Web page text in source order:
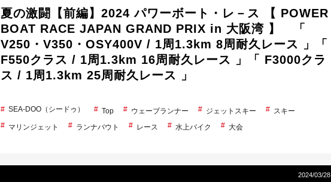
夏の激闘【前編】2024 パワーボート・レ－ス 【 POWER
BOAT RACE JAPAN GRAND PRIX in 大阪湾 】 「
V250・V350・OSY400V / 1周1.3km 8周耐久レース 」「
F550クラス / 1周1.3km 16周耐久レース 」「 F3000クラ
ス / 1周1.3km 25周耐久レース 」
SEA-DOO（シードゥ） Top ウェーブランナー ジェットスキー
スキー
マリンジェット
ランナバウト レース 水上バイク 大会
2024/03/28